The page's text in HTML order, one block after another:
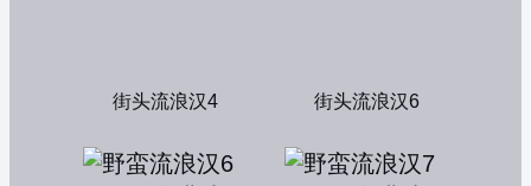
街头流浪汉4 街头流浪汉6